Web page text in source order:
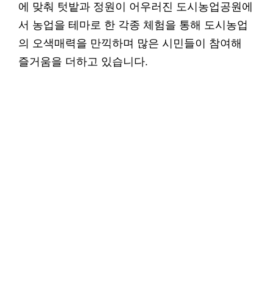
에 맞춰 텃밭과 정원이 어우러진 도시농업공원에
서 농업을 테마로 한 각종 체험을 통해 도시농업
의 오색매력을 만끽하며 많은 시민들이 참여해
즐거움을 더하고 있습니다.